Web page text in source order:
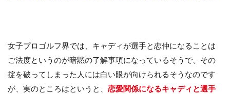
女子プロゴルフ界では、キャディが選手と恋仲になることは
ご法度というのが暗黙の了解事項になっているそうで、その
掟を破ってしまった人には白い眼が向けられるそうなのです
が、実のところはというと、 恋愛関係になるキャディと選手